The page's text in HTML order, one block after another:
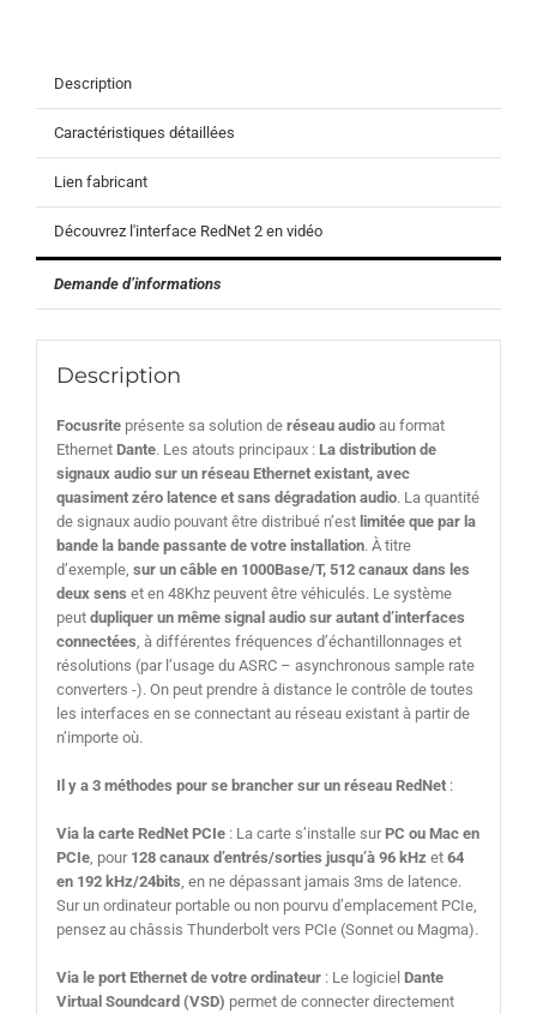
Description
Caractéristiques détaillées
Lien fabricant
Découvrez l'interface RedNet 2 en vidéo
Demande d’informations
Description
Focusriteprésente sa solution de réseau audioau format
Ethernet Dante. Les atouts principaux : La distribution de
signaux audio sur un réseau Ethernet existant, avec
quasiment zéro latence et sans dégradation audio. La quantité
de signaux audio pouvant être distribué n’est limitée que par la
bande la bande passante de votre installation. À titre
d’exemple, sur un câble en 1000Base/T, 512 canaux dans les
deux sens et en 48Khz peuvent être véhiculés. Le système
peut dupliquer un même signal audio sur autant d’interfaces
connectées , à différentes fréquences d’échantillonnages et
résolutions (par l’usage du ASRC – asynchronous sample rate
converters -). On peut prendre à distance le contrôle de toutes
les interfaces en se connectant au réseau existant à partir de
n’importe où.
Il y a 3 méthodes pour se brancher sur un réseau RedNet:
Via la carte RedNet PCIe: La carte s’installe surPC ou Mac en
PCIe, pour 128 canaux d’entrés/sorties jusqu’à 96 kHz et 64
en 192 kHz/24bits , en ne dépassant jamais 3ms de latence.
Sur un ordinateur portable ou non pourvu d’emplacement PCIe,
pensez au châssis Thunderbolt vers PCIe (Sonnet ou Magma).
Via le port Ethernet de votre ordinateur: Le logiciel Dante
Virtual Soundcard (VSD) permet de connecter directement